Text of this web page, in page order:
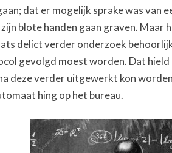
dat er mogelijk sprake was van
blote handen gaan graven.
delict verder onderzoek
gevolgd moest worden. Dat hield
deze verder uitgewerkt kon
hing op het bureau.